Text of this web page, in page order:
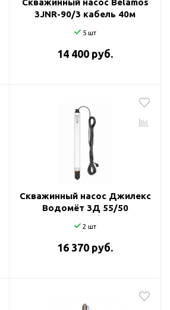
Скважинный насос Belamos
3JNR-90/3 кабель 40м
5 шт
14 400 руб.
Скважинный насос Джилекс
Водомёт 3Д 55/50
2 шт
16 370 руб.